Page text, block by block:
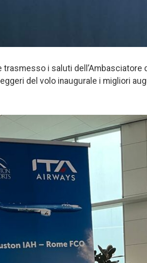
trasmesso i saluti dell’Ambasciatore
del volo inaugurale i migliori